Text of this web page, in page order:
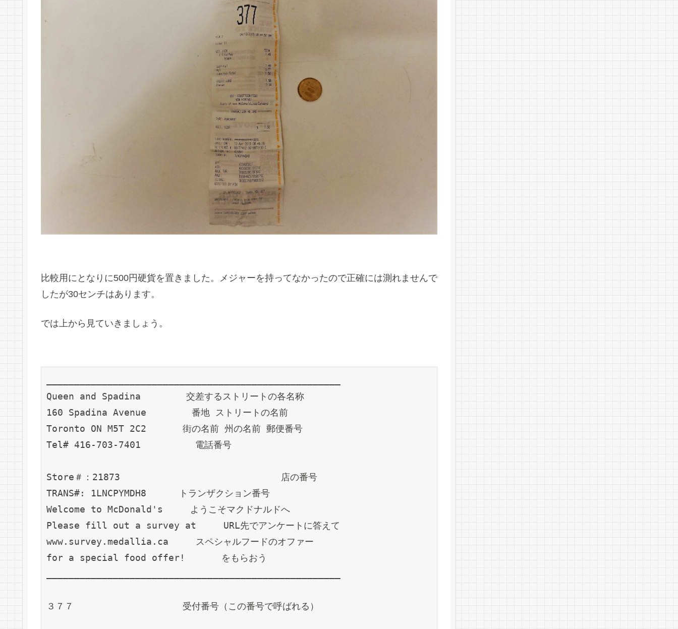
比較用にとなりに500円硬貨を置きました。メジャーを持ってなかったので正確には測れませんで
したが30センチはあります。
では上から見ていきましょう。
Queen and Spadina　　　　　交差するストリートの各名称
160 Spadina Avenue　　　　　番地 ストリートの名前
Toronto ON M5T 2C2　　　　街の名前 州の名前 郵便番号
Tel# 416-703-7401　　　　　　電話番号
Store＃：21873                             店の番号
TRANS#: 1LNCPYMDH8 　　　トランザクション番号
Welcome to McDonald's　　　ようこそマクドナルドへ
Please fill out a survey at　　　URL先でアンケートに答えて
www.survey.medallia.ca　　　スペシャルフードのオファー
for a special food offer!　　　　をもらおう
３７７　　　　　　　　　　　　受付番号（この番号で呼ばれる）